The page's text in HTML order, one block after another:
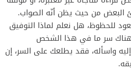
البعض من حيث يظن أنّه الصواب.
للحظوظ، هل نعلم لماذا التوفيق
سر ما في هذا الشخص
واسأله، فقد يطلعك على السر، إن